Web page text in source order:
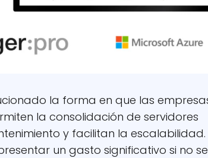
la forma en que las
la consolidación de servidores
y facilitan la escalabilidad.
un gasto significativo si no se